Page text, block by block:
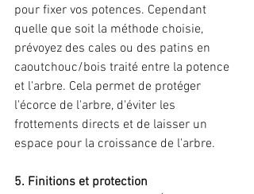
pour fixer vos potences. Cependant
quelle que soit la méthode choisie,
prévoyez des cales ou des patins en
caoutchouc/bois traité entre la potence
et l'arbre. Cela permet de protéger
l'écorce de l'arbre, d'éviter les
frottements directs et de laisser un
espace pour la croissance de l'arbre.
5. Finitions et protection